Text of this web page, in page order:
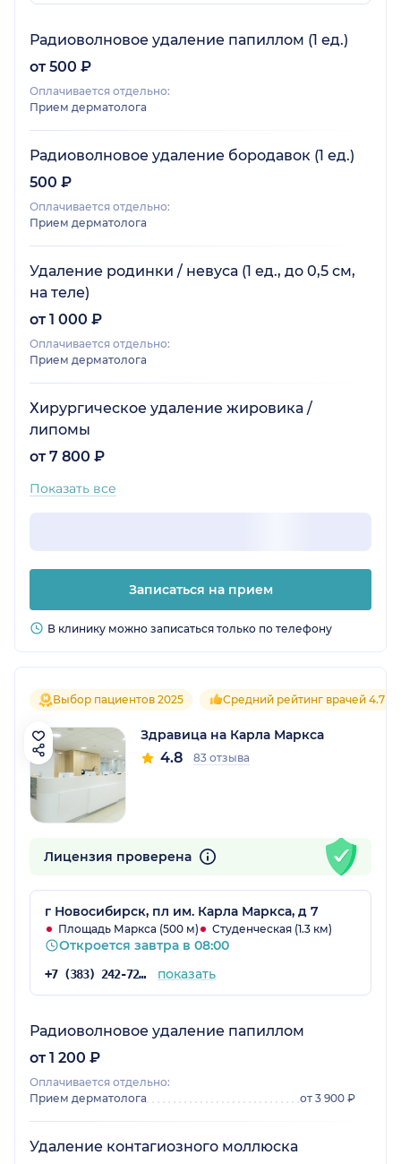
Радиоволновое удаление папиллом (1 ед.)
от 500 ₽
Оплачивается отдельно:
Прием дерматолога
Радиоволновое удаление бородавок (1 ед.)
500 ₽
Оплачивается отдельно:
Прием дерматолога
Удаление родинки / невуса (1 ед., до 0,5 см,
на теле)
от 1 000 ₽
Оплачивается отдельно:
Прием дерматолога
Хирургическое удаление жировика /
липомы
от 7 800 ₽
Показать все
Записаться на прием
В клинику можно записаться только по телефону
Выбор пациентов 2025 Средний рейтинг врачей 4.7
Здравица на Карла Маркса
4.8 83 отзыва
Лицензия проверена
г Новосибирск, пл им. Карла Маркса, д 7
Площадь Маркса (500 м) Студенческая (1.3 км)
Откроется завтра в 08:00
+7 (383) 242-72-53 показать
Радиоволновое удаление папиллом
от 1 200 ₽
Оплачивается отдельно:
Прием дерматолога
от 3 900 ₽
Удаление контагиозного моллюска